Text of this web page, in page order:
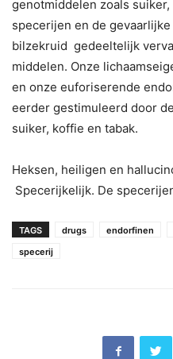
genotmiddelen zoals
specerijen en de
bilzekruid gedeeltelijk
middelen. Onze
en onze euforiserende
eerder gestimuleerd door
suiker, koffie en tabak.
Heksen, heiligen en
Specerijkelijk. De
TAGS drugs endorfinen
specerij